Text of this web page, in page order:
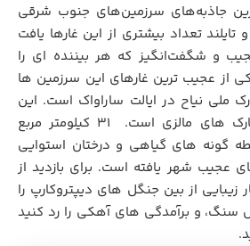
جاذبه‌های سرزمین‌های جنوب شرقی
و تایلند تعداد بیشتری از این غارها یافت
و شگفت‌انگیز که هر بیننده ای را
از عجیب ترین غارهای این سرزمین ها
ملی نیاح در ایالت ساراواک است. این
پارک از معروف ترین پارک های مالزی است. 31 کیلومتر مربع
گونه های گیاهی و درختان استوایی
عجیب شهر یافته است. برای بازدید از
زیبایی از بین جنگل های دیپتروکارپ را
سنگ، و برآمدگی های آهکی را رد کنید